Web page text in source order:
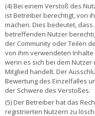
(4) Bei einem Verstoß des
ist Betreiber berechtigt, von
machen. Dies bedeutet,
betreffenden Nutzer
der Community oder Teilen
von ihm verwendeten
wenn es sich bei dem
Mitglied handelt. Der
Bewertung des Einzelfalles
der Schwere des Verstoßes.
(5) Der Betreiber hat das
registrierten Nutzern zu